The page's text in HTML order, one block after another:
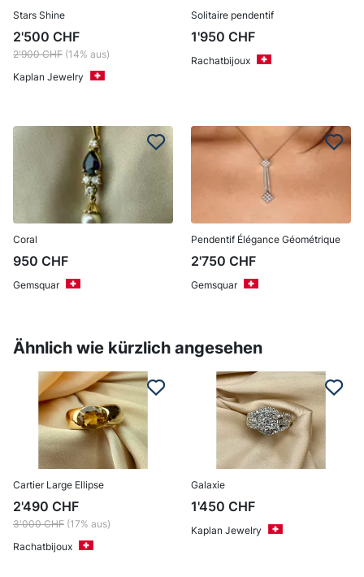
Stars Shine
2'500 CHF
2'900 CHF (14% aus)
Kaplan Jewelry
Solitaire pendentif
1'950 CHF
Rachatbijoux
Coral
950 CHF
Gemsquar
Pendentif Élégance Géométrique
2'750 CHF
Gemsquar
Ähnlich wie kürzlich angesehen
Cartier Large Ellipse
2'490 CHF
3'000 CHF (17% aus)
Rachatbijoux
Galaxie
1'450 CHF
Kaplan Jewelry